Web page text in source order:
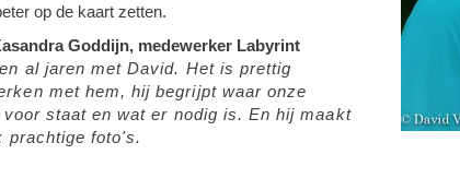
op de kaart zetten.
Goddijn, medewerker Labyrint
al jaren met David. Het is prettig
met hem, hij begrijpt waar onze
staat en wat er nodig is. En hij maakt
prachtige foto's.